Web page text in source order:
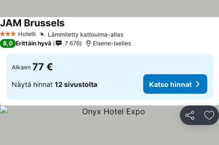
3 Tähtiluokitus
Hotelli Lämmitetty kattouima-allasKatso hinnat
JAM BrusselsKatso hinnat
8,0 Erittäin hyvä 7 676 Elsene-Ixelles
Alkaen 77 €
Näytä hinnat 12 sivustolta Katso hinnat
Jaa